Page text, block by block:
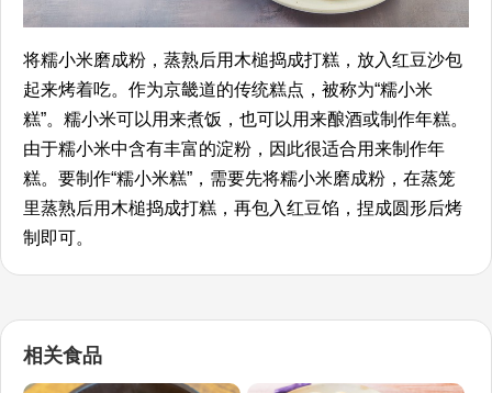
将糯小米磨成粉，蒸熟后用木槌捣成打糕，放入红豆沙包
起来烤着吃。作为京畿道的传统糕点，被称为“糯小米
糕”。糯小米可以用来煮饭，也可以用来酿酒或制作年糕。
由于糯小米中含有丰富的淀粉，因此很适合用来制作年
糕。要制作“糯小米糕”，需要先将糯小米磨成粉，在蒸笼
里蒸熟后用木槌捣成打糕，再包入红豆馅，捏成圆形后烤
制即可。
相关食品